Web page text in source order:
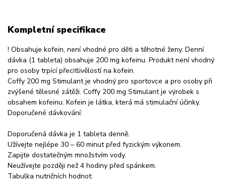
Kompletní specifikace
! Obsahuje kofein, není vhodné pro děti a těhotné ženy. Denní
dávka (1 tableta) obsahuje 200 mg kofeinu. Produkt není vhodný
pro osoby trpící přecitlivělostí na kofein.
Coffy 200 mg Stimulant je vhodný pro sportovce a pro osoby při
zvýšené tělesné zátěži. Coffy 200 mg Stimulant je výrobek s
obsahem kofeinu. Kofein je látka, která má stimulační účinky.
Doporučené dávkování:
Doporučená dávka je 1 tableta denně.
Užívejte nejlépe 30 – 60 minut před fyzickým výkonem.
Zapijte dostatečným množstvím vody.
Neužívejte později než 4 hodiny před spánkem.
Tabulka nutričních hodnot: